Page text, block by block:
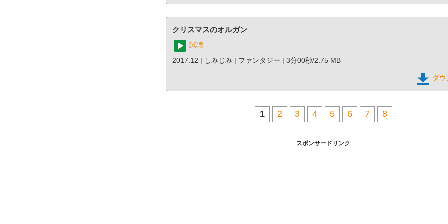
クリスマスのオルガン
試聴
2017.12 | しみじみ | ファンタジー | 3分00秒/2.75 MB
ダ
1 2 3 4 5 6 7 8
スポンサードリンク